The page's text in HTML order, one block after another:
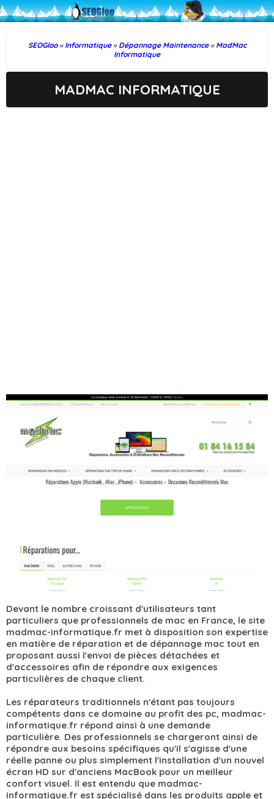
SEOGloo » Informatique » Dépannage Maintenance » MadMac
Informatique
MADMAC INFORMATIQUE
Devant le nombre croissant d'utilisateurs tant
particuliers que professionnels de mac en France, le site
madmac-informatique.fr met à disposition son expertise
en matière de réparation et de dépannage mac tout en
proposant aussi l'envoi de pièces détachées et
d'accessoires afin de répondre aux exigences
particulières de chaque client.
Les réparateurs traditionnels n'étant pas toujours
compétents dans ce domaine au profit des pc, madmac-
informatique.fr répond ainsi à une demande
particulière. Des professionnels se chargeront ainsi de
répondre aux besoins spécifiques qu'il s'agisse d'une
réelle panne ou plus simplement l'installation d'un nouvel
écran HD sur d'anciens MacBook pour un meilleur
confort visuel. Il est entendu que madmac-
informatique.fr est spécialisé dans les produits apple et